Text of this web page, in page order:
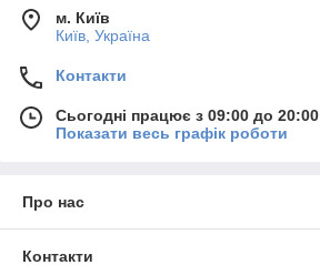
м. Київ
Київ, Україна
Контакти
Сьогодні працює з 09:00 до 20:00
Показати весь графік роботи
Про нас
Контакти